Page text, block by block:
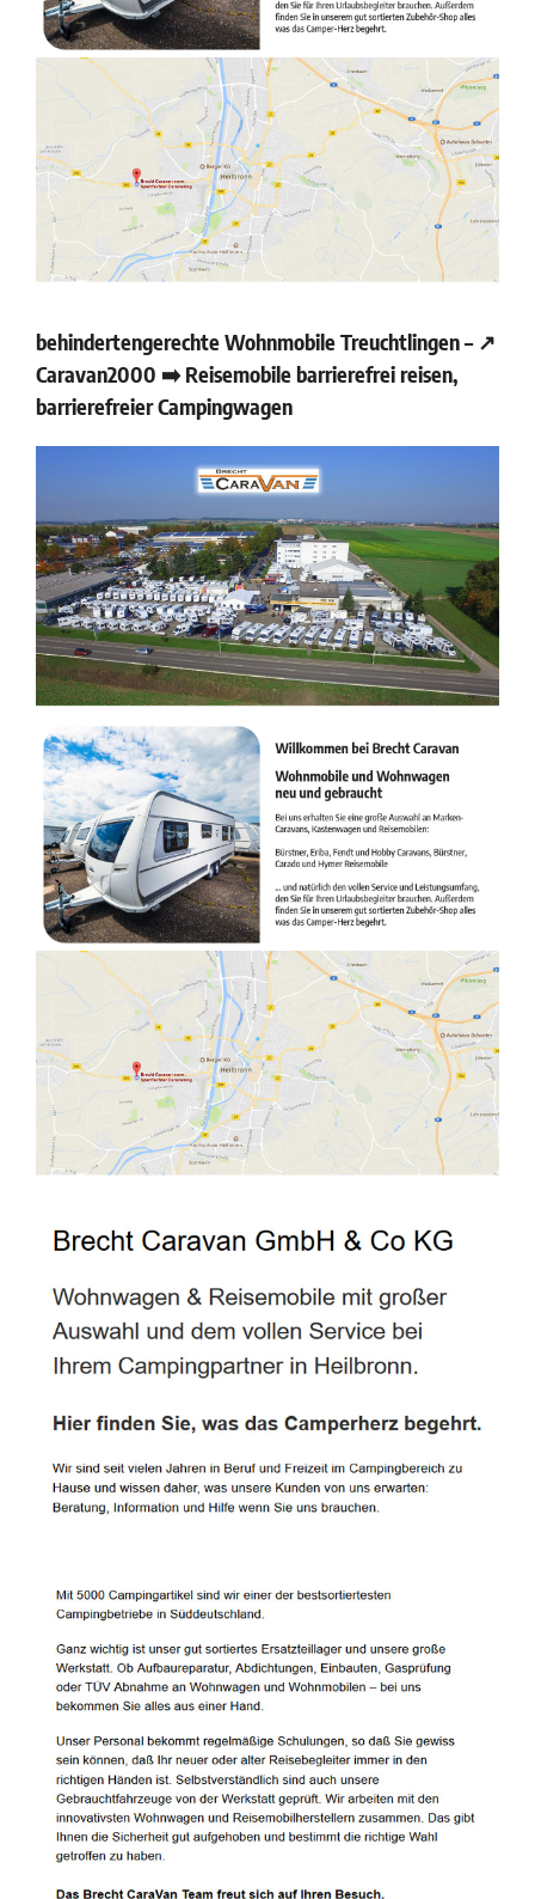
behindertengerechte Wohnmobile Treuchtlingen – ↗️
Caravan2000 ➡️ Reisemobile barrierefrei reisen,
barrierefreier Campingwagen